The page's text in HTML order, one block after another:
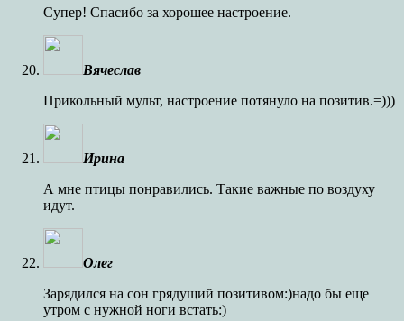
Супер! Спасибо за хорошее настроение.
Вячеслав
Прикольный мульт, настроение потянуло на позитив.=)))
Ирина
А мне птицы понравились. Такие важные по воздуху
идут.
Олег
Зарядился на сон грядущий позитивом:)надо бы еще
утром с нужной ноги встать:)